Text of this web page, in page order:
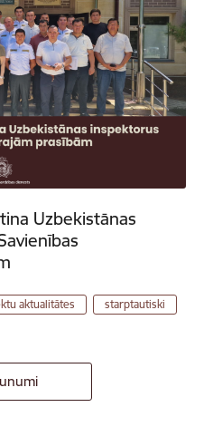
Uzbekistānas
aktualitātes starptautiski